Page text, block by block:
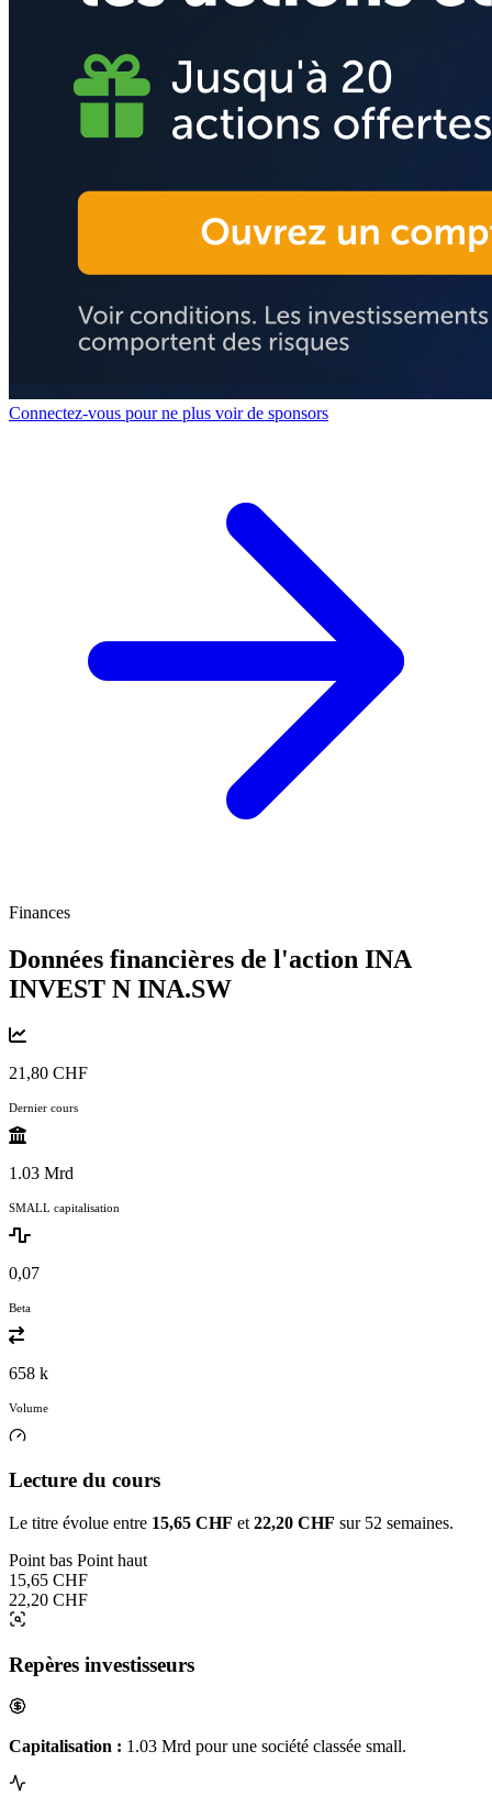
Connectez-vous pour ne plus voir de sponsors
Finances
Données financières de l'action INA
INVEST N INA.SW
21,80 CHF
Dernier cours
1.03 Mrd
SMALL capitalisation
0,07
Beta
658 k
Volume
Lecture du cours
Le titre évolue entre 15,65 CHF et 22,20 CHF sur 52 semaines.
Point bas Point haut
15,65 CHF
22,20 CHF
Repères investisseurs
Capitalisation : 1.03 Mrd pour une société classée small.